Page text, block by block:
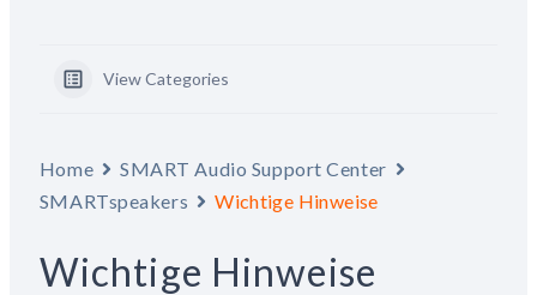
View Categories
Home
SMART Audio Support Center
SMARTspeakers
Wichtige Hinweise
Wichtige Hinweise